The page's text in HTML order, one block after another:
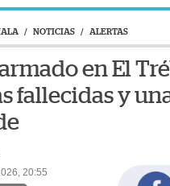
/ NOTICIAS / ALERTAS
en El
fallecidas y
20:55